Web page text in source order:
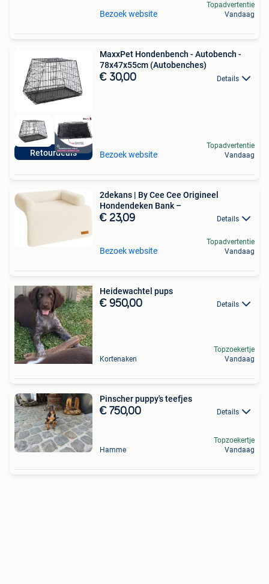
Bezoek website
Topadvertentie
Vandaag
Retourdeals
MaxxPet Hondenbench - Autobench -
78x47x55cm (Autobenches)
€ 30,00 Details
Bezoek website
Topadvertentie
Vandaag
2dekans | By Cee Cee Origineel
Hondendeken Bank –
€ 23,09 Details
Bezoek website
Topadvertentie
Vandaag
Heidewachtel pups
€ 950,00 Details
Kortenaken
Topzoekertje
Vandaag
Pinscher puppy's teefjes
€ 750,00 Details
Hamme
Topzoekertje
Vandaag